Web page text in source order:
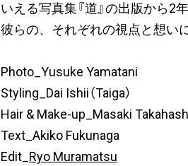
いえる写真集『道』の出版から
彼らの、それぞれの視点と想い
Photo_Yusuke Yamatani
Styling_Dai Ishii（Taiga）
Hair & Make-up_Masaki Takahashi
Text_Akiko Fukunaga
Edit_ Ryo Muramatsu